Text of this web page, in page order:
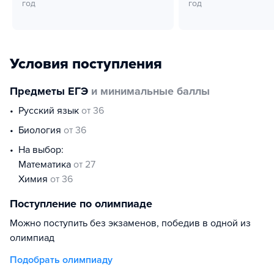
год
год
Условия поступления
Предметы ЕГЭ и минимальные баллы
русский язык от 36
биология от 36
На выбор:
математика от 27
химия от 36
Поступление по олимпиаде
Можно поступить без экзаменов, победив в одной из
олимпиад
Подобрать олимпиаду